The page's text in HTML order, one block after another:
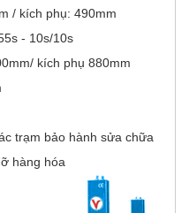
/ kích phụ: 490mm
- 10s/10s
kích phụ 880mm
trạm bảo hành sửa chữa
hàng hóa